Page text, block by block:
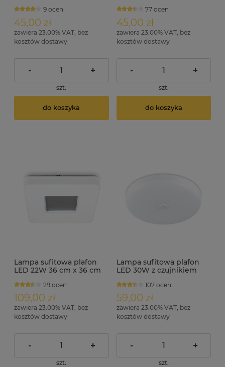
9 ocen
45,00 zł
zawiera 23.00% VAT, bez
kosztów dostawy
- +
szt.
do koszyka
S 15cm
77 ocen
45,00 zł
zawiera 23.00% VAT, bez
kosztów dostawy
- +
szt.
do koszyka
Lampa sufitowa plafon
LED 22W 36 cm x 36 cm
29 ocen
109,00 zł
zawiera 23.00% VAT, bez
kosztów dostawy
- +
szt.
Lampa sufitowa plafon
LED 30W z czujnikiem
S
107 ocen
59,00 zł
zawiera 23.00% VAT, bez
kosztów dostawy
- +
szt.